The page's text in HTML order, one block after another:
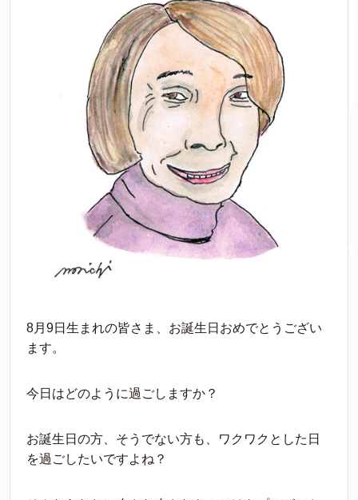
8月9日生まれの皆さま、お誕生日おめでとうござい
ます。
今日はどのように過ごしますか？
お誕生日の方、そうでない方も、ワクワクとした日
を過ごしたいですよね？